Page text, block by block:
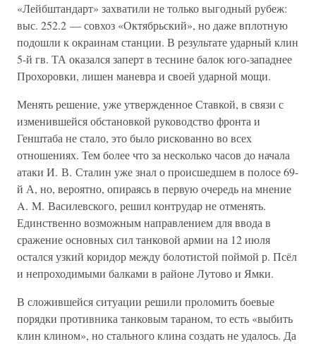
«Лейбштандарт» захватили не только выгодный рубеж:
выс. 252.2 — совхоз «Октябрьский», но даже вплотную
подошли к окраинам станции. В результате ударный клин
5-й гв. ТА оказался заперт в теснине балок юго-западнее
Прохоровки, лишен маневра и своей ударной мощи.
Менять решение, уже утвержденное Ставкой, в связи с
изменившейся обстановкой руководство фронта и
Генштаба не стало, это было рискованно во всех
отношениях. Тем более что за несколько часов до начала
атаки И. В. Сталин уже знал о происшедшем в полосе 69-
й А, но, вероятно, опираясь в первую очередь на мнение
A. M. Василевского, решил контрудар не отменять.
Единственно возможным направлением для ввода в
сражение основных сил танковой армии на 12 июля
остался узкий коридор между болотистой поймой р. Псёл
и непроходимыми балками в районе Лутово и Ямки.
В сложившейся ситуации решили проломить боевые
порядки противника танковым тараном, то есть «выбить
клин клином», но стального клина создать не удалось. Да